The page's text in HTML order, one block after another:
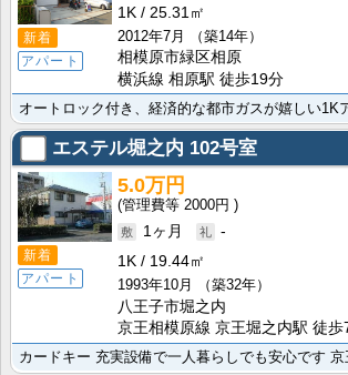
新着
アパート
1K
25.31㎡
2012年7月
（築14年）
相模原市緑区相原
横浜線 相原駅 徒歩19分
オートロック付き、経済的な都市ガスが嬉しい1K
エステル堀之内 102号室
新着
アパート
5.0万円
2000円
1ヶ月
-
1K
19.44㎡
1993年10月
（築32年）
八王子市堀之内
京王相模原線 京王堀之内駅 徒歩